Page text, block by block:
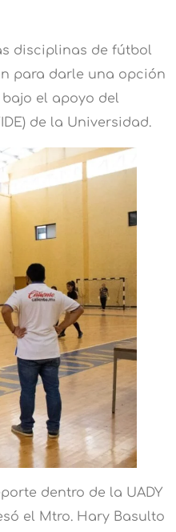
disciplinas de fútbol
para darle una opción
el apoyo del
de la Universidad.
dentro de la UADY
el Mtro. Hary Basulto